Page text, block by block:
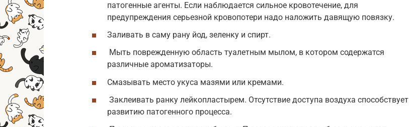
патогенные агенты. Если наблюдается сильное кровотечение, для
предупреждения серьезной кровопотери надо наложить давящую повязку.
Заливать в саму рану йод, зеленку и спирт.
Мыть поврежденную область туалетным мылом, в котором содержатся
различные ароматизаторы.
Смазывать место укуса мазями или кремами.
Заклеивать ранку лейкопластырем. Отсутствие доступа воздуха способствует
развитию патогенного процесса.